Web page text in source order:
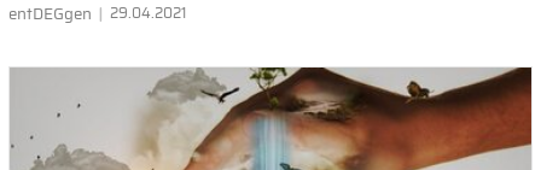
entDEGgen 29.04.2021